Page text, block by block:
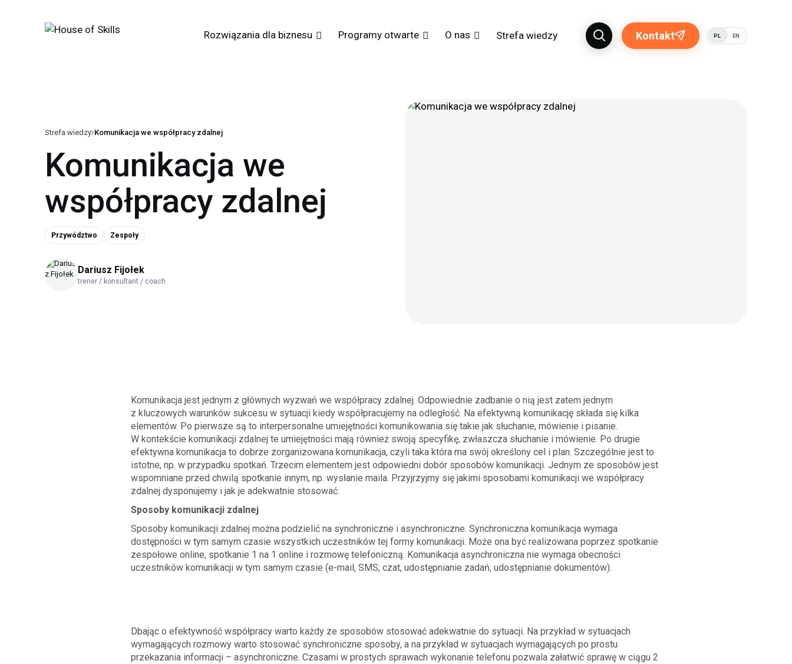
Rozwiązania dla biznesu Programy otwarte O nas Strefa wiedzy Kontakt PL EN
Strefa wiedzy Komunikacja we współpracy zdalnej
Komunikacja we
współpracy zdalnej
Przywództwo Zespoły
Dariusz Fijołek
trener / konsultant / coach
Komunikacja jest jednym z głównych wyzwań we współpracy zdalnej. Odpowiednie zadbanie o nią jest zatem jednym
z kluczowych warunków sukcesu w sytuacji kiedy współpracujemy na odległość. Na efektywną komunikację składa się kilka
elementów. Po pierwsze są to interpersonalne umiejętności komunikowania się takie jak słuchanie, mówienie i pisanie.
W kontekście komunikacji zdalnej te umiejętności mają również swoją specyfikę, zwłaszcza słuchanie i mówienie. Po drugie
efektywna komunikacja to dobrze zorganizowana komunikacja, czyli taka która ma swój określony cel i plan. Szczególnie jest to
istotne, np. w przypadku spotkań. Trzecim elementem jest odpowiedni dobór sposobów komunikacji. Jednym ze sposobów jest
wspomniane przed chwilą spotkanie innym, np. wysłanie maila. Przyjrzyjmy się jakimi sposobami komunikacji we współpracy
zdalnej dysponujemy i jak je adekwatnie stosować.
Sposoby komunikacji zdalnej
Sposoby komunikacji zdalnej można podzielić na synchroniczne i asynchroniczne. Synchroniczna komunikacja wymaga
dostępności w tym samym czasie wszystkich uczestników tej formy komunikacji. Może ona być realizowana poprzez spotkanie
zespołowe online, spotkanie 1 na 1 online i rozmowę telefoniczną. Komunikacja asynchroniczna nie wymaga obecności
uczestników komunikacji w tym samym czasie (e-mail, SMS, czat, udostępnianie zadań, udostępnianie dokumentów).
Dbając o efektywność współpracy warto każdy ze sposobów stosować adekwatnie do sytuacji. Na przykład w sytuacjach
wymagających rozmowy warto stosować synchroniczne sposoby, a na przykład w sytuacjach wymagających po prostu
przekazania informacji – asynchroniczne. Czasami w prostych sprawach wykonanie telefonu pozwala załatwić sprawę w ciągu 2